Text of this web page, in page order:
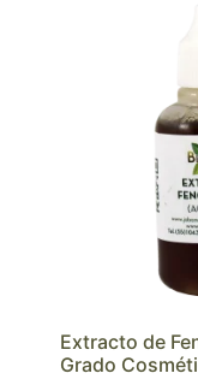
Extracto de
Grado